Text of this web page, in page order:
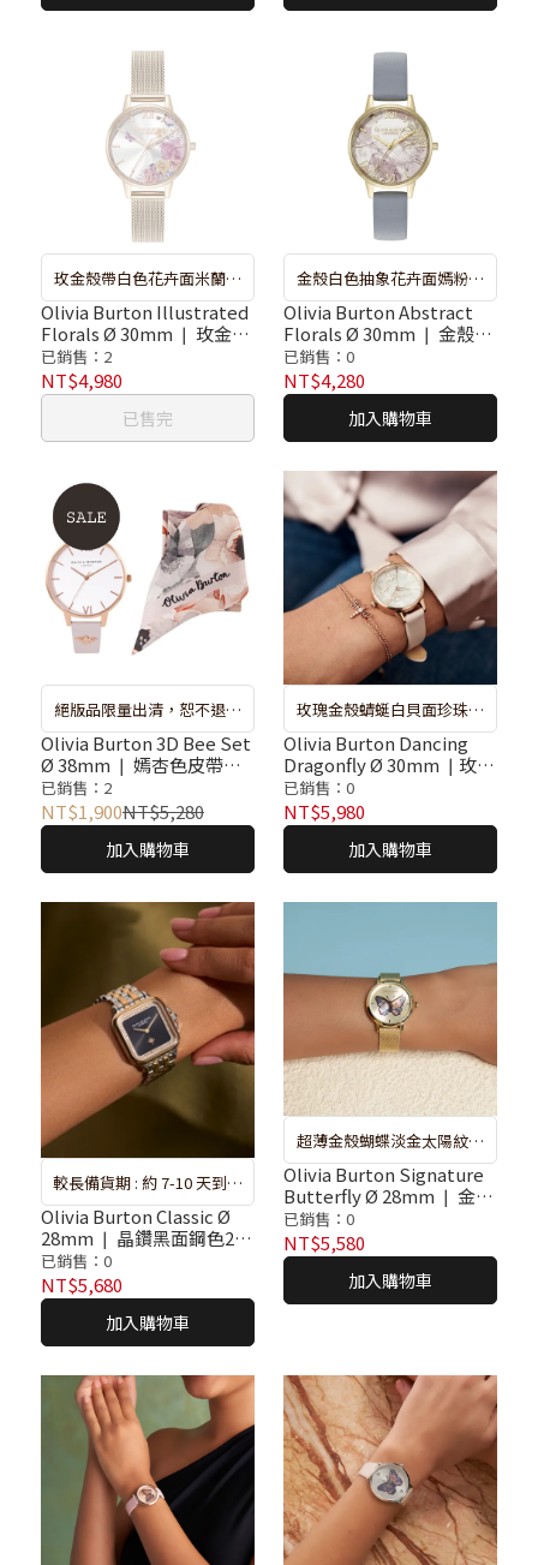
玫金殼帶白色花卉面米蘭不
鏽鋼帶腕錶 ❘ 較長備貨期：
約７－１０天出貨，如遇斷
貨系統將自動取消訂單，再
請重新選購。
Olivia Burton Illustrated
Florals Ø 30mm ❘ 玫金殼
帶白色花卉面米蘭不鏽鋼
帶腕錶
已銷售：2
NT$4,980
已售完
金殼白色抽象花卉面嫣粉藍
色皮帶腕錶 ❘ 較長備貨期：
約７－１０天出貨，如遇斷
貨系統將自動取消訂單，再
Olivia Burton Abstract
Florals Ø 30mm ❘ 金殼白
色抽象花卉面嫣粉藍色皮
帶腕錶
已銷售：0
NT$4,280
加入購物車
絕版品限量出清，恕不退換
貨 ❘ 較長備貨期 : 出貨約 7-
10 天 ❘ 遇斷貨系統將自動
取消訂單，再請重新選購 ❘
品恕無保固
Olivia Burton 3D Bee Set
Ø 38mm ❘ 嫣杏色皮帶腕
錶 & 花卉絲巾套組
已銷售：2
NT$1,900NT$5,280
加入購物車
玫瑰金殼蜻蜓白貝面珍珠粉
色皮革腕錶
Olivia Burton Dancing
Dragonfly Ø 30mm ❘玫瑰
金殼蜻蜓白貝面珍珠粉色
皮革腕錶
已銷售：0
NT$5,980
加入購物車
較長備貨期 : 約 7-10 天到貨
❘ 遇斷貨系統將自動取消訂
單，再請重新選購，謝謝
Olivia Burton Classic Ø
28mm ❘ 晶鑽黑面鋼色2T
不鏽鋼目腕錶
已銷售：0
NT$5,680
加入購物車
超薄金殼蝴蝶淡金太陽紋面
金色不鏽鋼米蘭腕錶
Olivia Burton Signature
Butterfly Ø 28mm ❘ 金色
彩繪蝶舞太陽紋不鏽鋼米
蘭腕錶
已銷售：0
NT$5,580
加入購物車